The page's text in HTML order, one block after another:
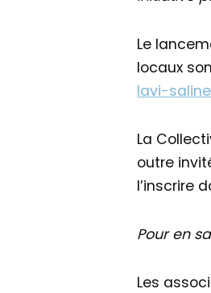
Le
locaux
lavi-
La
outre
l’inscrire
Pour en
Les